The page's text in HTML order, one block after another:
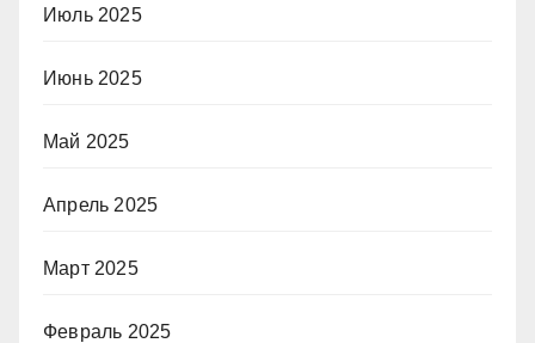
Июль 2025
Июнь 2025
Май 2025
Апрель 2025
Март 2025
Февраль 2025